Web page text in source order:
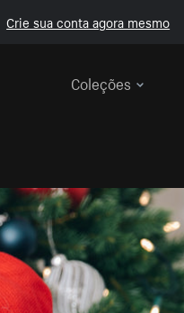
Crie sua conta agora mesmo
Coleções